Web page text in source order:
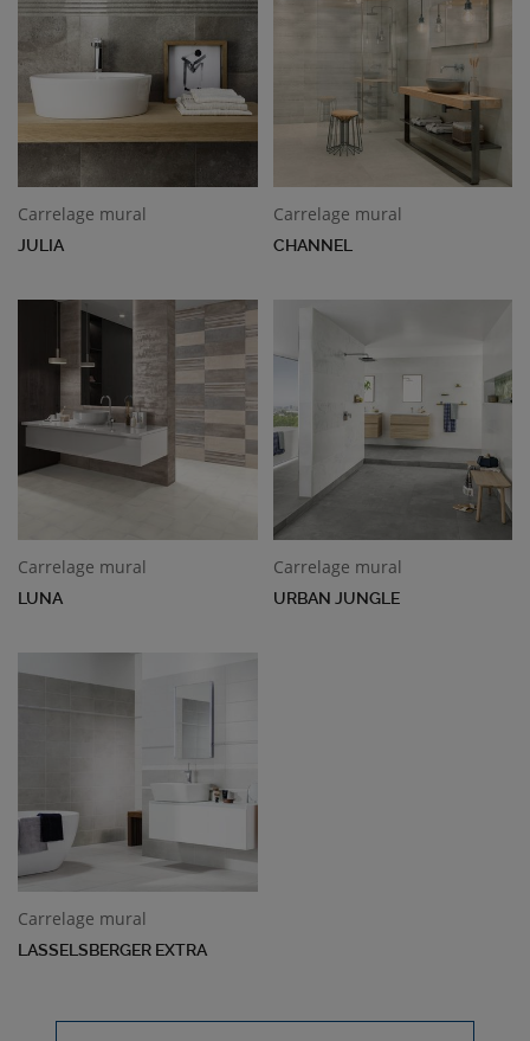
Carrelage mural
JULIA
Carrelage mural
CHANNEL
Carrelage mural
LUNA
Carrelage mural
URBAN JUNGLE
Carrelage mural
LASSELSBERGER EXTRA